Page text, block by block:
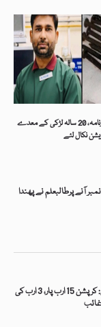
آنے پرطالبعلم نے پھندا
لاہور کو آپریٹو سوسائٹی: کرپشن 15 ارب پار، 3 ارب کی
نشتر کا بڑا طبی کارنامہ، 20 سالہ لڑکی کے معدے